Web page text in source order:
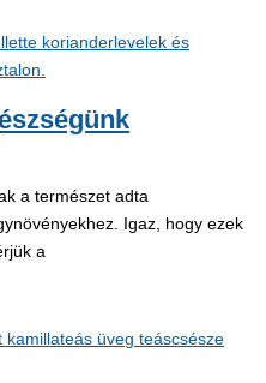
a természet adta
Igaz, hogy ezek
a